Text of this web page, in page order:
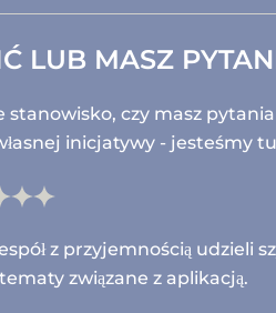
LUB MASZ
czy masz
inicjatywy - jesteśmy
z przyjemnością udzieli
związane z aplikacją.